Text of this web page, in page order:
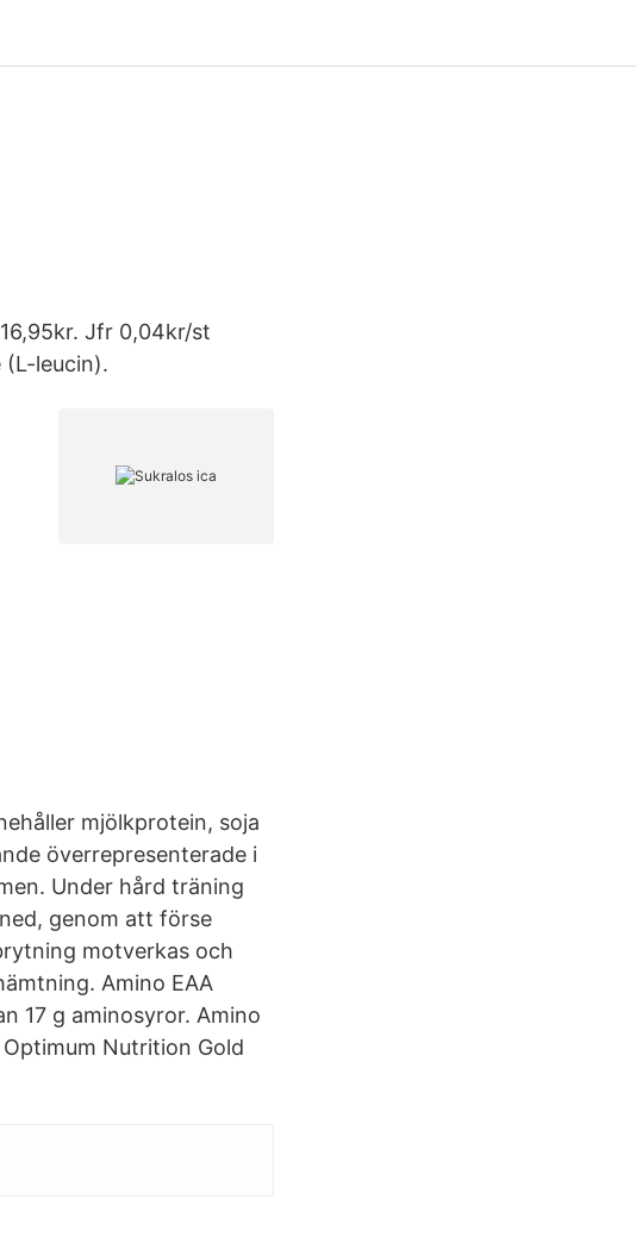
Jfr 0,04kr/st
(L-leucin).
mjölkprotein, soja
överrepresenterade i
Under hård träning
genom att förse
motverkas och
Amino EAA
17 g aminosyror. Amino
Nutrition Gold